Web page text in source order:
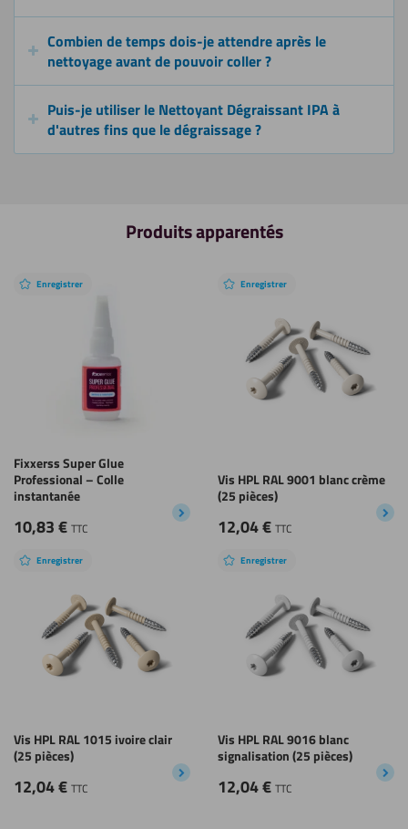
Combien de temps dois-je attendre après le
nettoyage avant de pouvoir coller ?
Puis-je utiliser le Nettoyant Dégraissant IPA à
d'autres fins que le dégraissage ?
Produits apparentés
Enregistrer
Fixxerss Super Glue
Professional – Colle
instantanée
10,83€ TTC
Enregistrer
Vis HPL RAL 9001 blanc crème
(25 pièces)
12,04€ TTC
Enregistrer
Vis HPL RAL 1015 ivoire clair
(25 pièces)
12,04€ TTC
Enregistrer
Vis HPL RAL 9016 blanc
signalisation (25 pièces)
12,04€ TTC